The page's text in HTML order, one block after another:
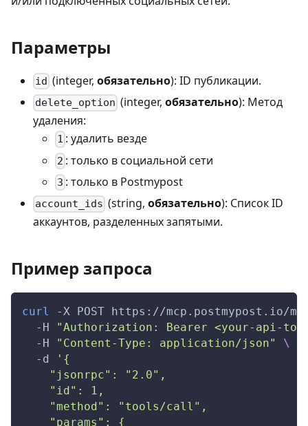
Параметры
id (integer,обязательно): ID публикации.
delete_option (integer,обязательно): Метод
удаления:
1 : удалить везде
2 : только в социальной сети
3 : только в Postmypost
account_ids (string,обязательно): Список ID
аккаунтов, разделенных запятыми.
Пример запроса
curl -X POST https://mcp.postmypost.io/
-H
"Authorization: Bearer <your-api-
-H
"Content-Type: application/json"
\
-d
'{
    "jsonrpc": "2.0",
    "id": 1,
    "method": "tools/call",
    "params": {